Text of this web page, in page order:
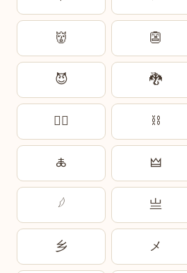
👹 👺
😈 🐉
🏴‍☠️ ⛓️
🜏 🜲
𓆪 亗
乡 メ